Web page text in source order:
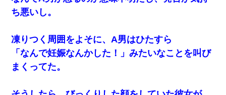
も「愛してます」って送ったら
が。私「本当に家まで来たの？証拠は？」旦那「俺の言葉
が信じられないのか！」→ 離婚後
宅飲みで女友達の乳を見てしまった・・・
ち悪いし。
凍りつく周囲をよそに、A男はひたすら
「なんで妊娠なんかした！」みたいなことを叫び
まくってた。